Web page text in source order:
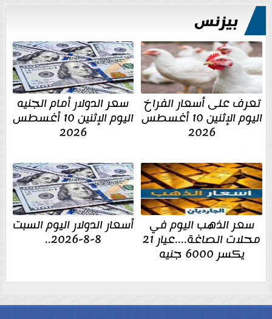
بيزنس
تعرف على أسعار الفراخ
اليوم الإثنين 10 أغسطس
2026
سعر الدولار أمام الجنيه
اليوم الإثنين 10 أغسطس
2026
سعر الذهب اليوم في
محلات الصاغة....عيار 21
يكسر 6000 جنيه
أسعار الدولار اليوم السبت
8-8-2026..